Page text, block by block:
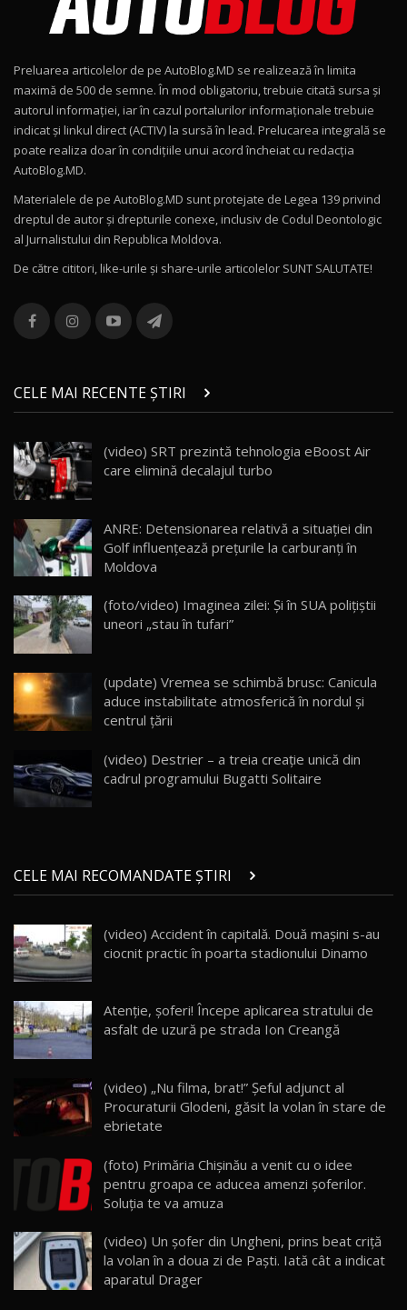
Noul Geely EX2 / Test Drive AutoBlog.MD
15:22
Mercedes-AMG E 53 HYBRID 4MATIC+ / Test
Drive AutoBlog.MD
16:27
11
Noul Volvo ES90 / Test Drive AutoBlog.MD
12
Noul MG HS / Test Drive AutoBlog.MD
16:48
13
combină aventura cu luxul / AutoBlog.MD
36:08
chinez care face lumea să se întoarcă după el
/ AutoBlog.MD
17:27
15 14:37
16
AutoBlogMD
13:10
17 20:06
30:08
Noul Geely EX5 EM-i care a cucerit Moldova
AutoBlog.MD
23:36
20
21
Micul BYD Dolphin Surf / Test Drive
AutoBlog.MD
16:59
22
Noua Mazda 6e / Test Drive AutoBlog.MD
26:59
23
Lynk & Co 01 / Test Drive AutoBlog.MD
25:19
ZEEKR 009: Cel mai Performant și Confortabil
Van Electric Testat în Moldova / AutoBlog.MD
26:38
mai Exclusiv și Puternic Defender Testat în
Moldova
32:21
26
AutoBlog.MD
10:57
Test Drive: Noile modele FENDT! Cum e să
Preluarea articolelor de pe AutoBlog.MD se realizează în limita
maximă de 500 de semne. În mod obligatoriu, trebuie citată sursa și
autorul informației, iar în cazul portalurilor informaționale trebuie
indicat și linkul direct (ACTIV) la sursă în lead. Prelucarea integrală se
poate realiza doar în condițiile unui acord încheiat cu redacţia
AutoBlog.MD.
Materialele de pe AutoBlog.MD sunt protejate de Legea 139 privind
dreptul de autor și drepturile conexe, inclusiv de Codul Deontologic
al Jurnalistului din Republica Moldova.
De către cititori, like-urile şi share-urile articolelor SUNT SALUTATE!
CELE MAI RECENTE ȘTIRI
(video) SRT prezintă tehnologia eBoost Air
care elimină decalajul turbo
ANRE: Detensionarea relativă a situației din
Golf influențează prețurile la carburanți în
Moldova
(foto/video) Imaginea zilei: Și în SUA polițiștii
uneori „stau în tufari”
(update) Vremea se schimbă brusc: Canicula
aduce instabilitate atmosferică în nordul și
centrul țării
(video) Destrier – a treia creație unică din
cadrul programului Bugatti Solitaire
CELE MAI RECOMANDATE ȘTIRI
(video) Accident în capitală. Două maşini s-au
ciocnit practic în poarta stadionului Dinamo
Atenție, șoferi! Începe aplicarea stratului de
asfalt de uzură pe strada Ion Creangă
(video) „Nu filma, brat!” Șeful adjunct al
Procuraturii Glodeni, găsit la volan în stare de
ebrietate
(foto) Primăria Chişinău a venit cu o idee
pentru groapa ce aducea amenzi şoferilor.
Soluţia te va amuza
(video) Un şofer din Ungheni, prins beat criţă
la volan în a doua zi de Paşti. Iată cât a indicat
aparatul Drager